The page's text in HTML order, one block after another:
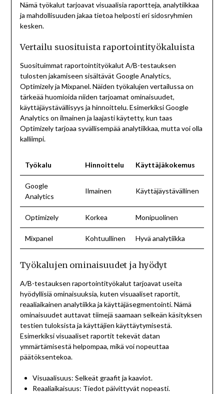
Nämä työkalut tarjoavat visuaalisia raportteja, analytiikkaa
ja mahdollisuuden jakaa tietoa helposti eri sidosryhmien
kesken.
Vertailu suosituista raportointityökaluista
Suosituimmat raportointityökalut A/B-testauksen
tulosten jakamiseen sisältävät Google Analytics,
Optimizely ja Mixpanel. Näiden työkalujen vertailussa on
tärkeää huomioida niiden tarjoamat ominaisuudet,
käyttäjäystävällisyys ja hinnoittelu. Esimerkiksi Google
Analytics on ilmainen ja laajasti käytetty, kun taas
Optimizely tarjoaa syvällisempää analytiikkaa, mutta voi olla
kalliimpi.
Työkalu Hinnoittelu Käyttäjäkokemus
Google
Analytics
Ilmainen Käyttäjäystävällinen
Optimizely Korkea Monipuolinen
Mixpanel Kohtuullinen Hyvä analytiikka
Työkalujen ominaisuudet ja hyödyt
A/B-testauksen raportointityökalut tarjoavat useita
hyödyllisiä ominaisuuksia, kuten visuaaliset raportit,
reaaliaikainen analytiikka ja käyttäjäsegmentointi. Nämä
ominaisuudet auttavat tiimejä saamaan selkeän käsityksen
testien tuloksista ja käyttäjien käyttäytymisestä.
Esimerkiksi visuaaliset raportit tekevät datan
ymmärtämisestä helpompaa, mikä voi nopeuttaa
päätöksentekoa.
Visuaalisuus: Selkeät graafit ja kaaviot.
Reaaliaikaisuus: Tiedot päivittyvät nopeasti.